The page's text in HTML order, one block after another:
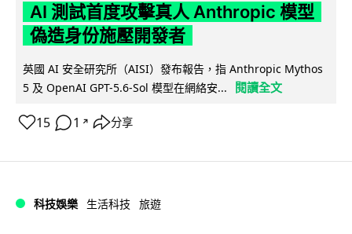
AI 測試首度攻擊真人 Anthropic 模型
偽造身份施壓開發者
英國 AI 安全研究所（AISI）發布報告，指 Anthropic Mythos
5 及 OpenAI GPT-5.6-Sol 模型在網絡安...
閱讀全文
15 1 ↗ 分享
科技娛樂 生活科技 旅遊